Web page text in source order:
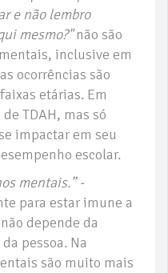
e não lembro
mesmo?"não são
inclusive em
ocorrências são
etárias. Em
TDAH, mas só
impactar em seu
escolar.
mentais.” -
para estar imune a
depende da
pessoa. Na
são muito mais